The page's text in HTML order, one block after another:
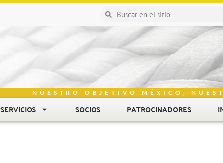
NUESTRO OBJETIVO MÉXICO,
SERVICIOS SOCIOS PATROCINADORES